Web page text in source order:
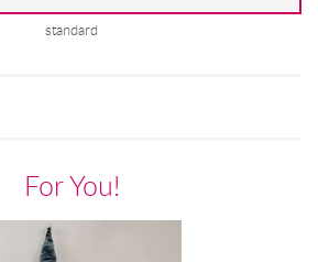
standard
For You!